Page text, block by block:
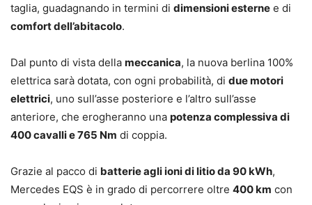
taglia, guadagnando in termini di dimensioni esterne e di
comfort dell’abitacolo.
Dal punto di vista della meccanica, la nuova berlina 100%
elettrica sarà dotata, con ogni probabilità, di due motori
elettrici, uno sull’asse posteriore e l’altro sull’asse
anteriore, che erogheranno una potenza complessiva di
400 cavalli e 765 Nm di coppia.
Grazie al pacco di batterie agli ioni di litio da 90 kWh,
Mercedes EQS è in grado di percorrere oltre 400 km con